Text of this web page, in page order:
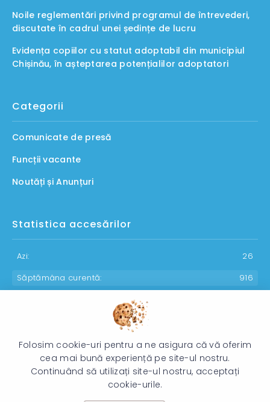
Noile reglementări privind programul de întrevederi,
discutate în cadrul unei ședințe de lucru
Evidența copiilor cu statut adoptabil din municipiul
Chișinău, în așteptarea potențialilor adoptatori
Categorii
Comunicate de presă
Funcții vacante
Noutăți și Anunțuri
Statistica accesărilor
Azi:
26
Săptămâna curentă:
916
© 2026 Direcția Generală pentru Protecția Drepturilor Copilului -
Toate drepturile rezervate.
Folosim cookie-uri pentru a ne asigura că vă oferim
cea mai bună experiență pe site-ul nostru.
Continuând să utilizați site-ul nostru, acceptați
cookie-urile.